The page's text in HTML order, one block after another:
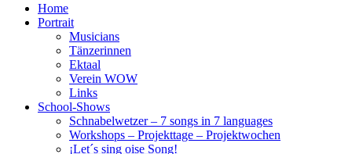
Home
Portrait
Musicians
Tänzerinnen
Ektaal
Verein WOW
Links
School-Shows
Schnabelwetzer – 7 songs in 7 languages
Workshops – Projekttage – Projektwochen
¡Let´s sing oise Song!